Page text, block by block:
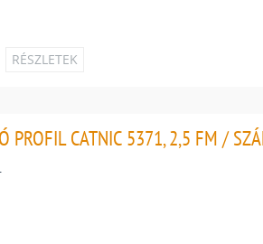
RÉSZLETEK
PROFIL CATNIC 5371, 2,5 FM /